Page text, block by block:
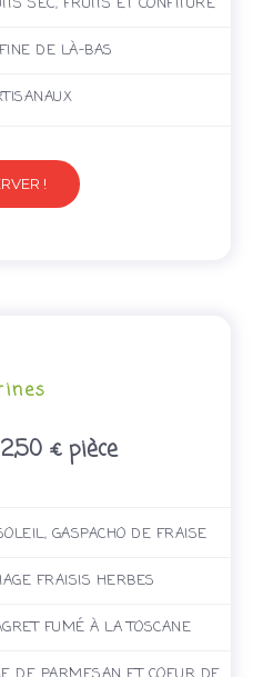
DE LÀ-BAS
!
2,50 € pièce
GASPACHO DE FRAISE
FRAISIS HERBES
FUMÉ À LA TOSCANE